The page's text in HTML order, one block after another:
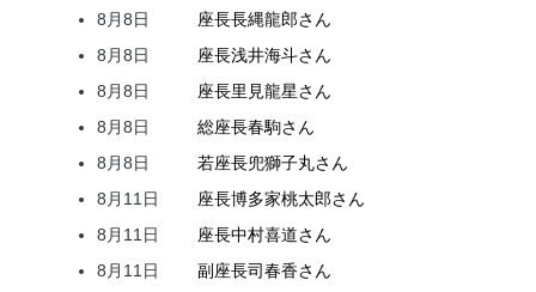
8月8日
座長長縄龍郎さん
8月8日
座長浅井海斗さん
8月8日
座長里見龍星さん
8月8日
総座長春駒さん
8月8日
若座長兜獅子丸さん
8月11日
座長博多家桃太郎さん
8月11日
座長中村喜道さん
8月11日
副座長司春香さん